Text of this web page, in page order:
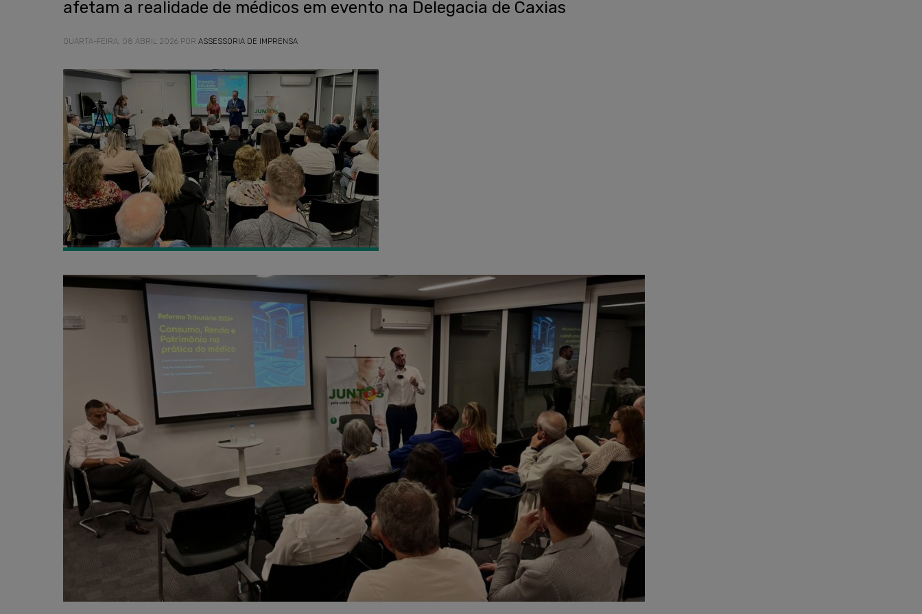
afetam a realidade de médicos em evento na Delegacia de Caxias
QUARTA-FEIRA, 08 ABRIL 2026 POR ASSESSORIA DE IMPRENSA